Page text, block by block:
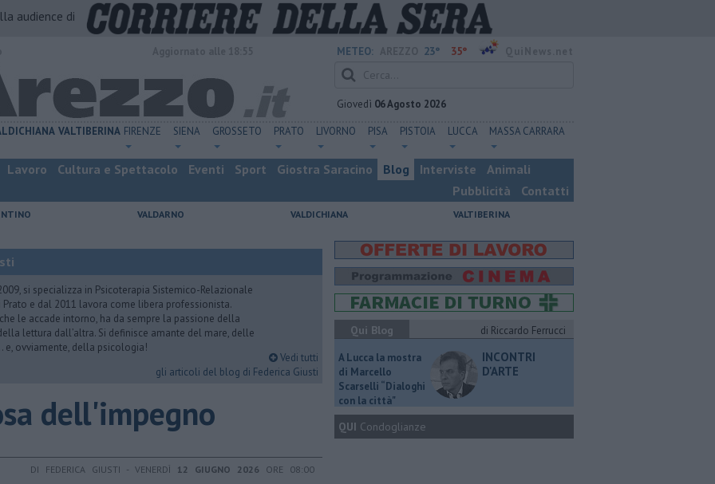
audience di
METEO: 23° 35°
Giovedì 06 Agosto 2026
VALTIBERINA FIRENZE SIENA GROSSETO PRATO LIVORNO PISA PISTOIA LUCCA MASSA CARRARA
Lavoro Cultura e Spettacolo Eventi Sport Giostra Saracino Blog Interviste
Animali
Pubblicità
Contatti
VALDARNO VALDICHIANA VALTIBERINA
si specializza in Psicoterapia Sistemico-Relazionale
Prato e dal 2011 lavora come libera professionista.
le accade intorno, ha da sempre la passione della
lettura dall’altra. Si definisce amante del mare, delle
e, ovviamente, della psicologia!
Vedi tutti
gli articoli del blog di Federica Giusti
dell'impegno
DI FEDERICA GIUSTI - VENERDÌ 12 GIUGNO 2026 ORE 08:00
Qui Blog
di Riccardo Ferrucci
A Lucca la mostra
di Marcello
Scarselli “Dialoghi
con la città"
INCONTRI
D'ARTE
QUI Condoglianze